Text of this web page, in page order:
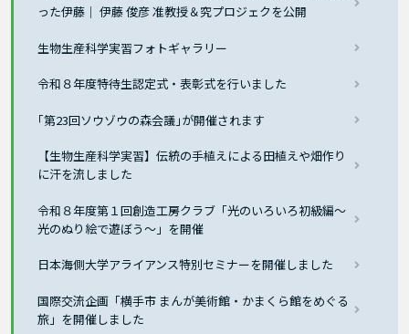
った伊藤｜ 伊藤 俊彦 准教授＆究プロジェクを公開
生物生産科学実習フォトギャラリー
令和８年度特待生認定式・表彰式を行いました
｢第23回ソウゾウの森会議｣が開催されます
【生物生産科学実習】伝統の手植えによる田植えや畑作り
に汗を流しました
令和８年度第１回創造工房クラブ「光のいろいろ初級編～
光のぬり絵で遊ぼう～」を開催
日本海側大学アライアンス特別セミナーを開催しました
国際交流企画「横手市 まんが美術館・かまくら館をめぐる
旅」を開催しました